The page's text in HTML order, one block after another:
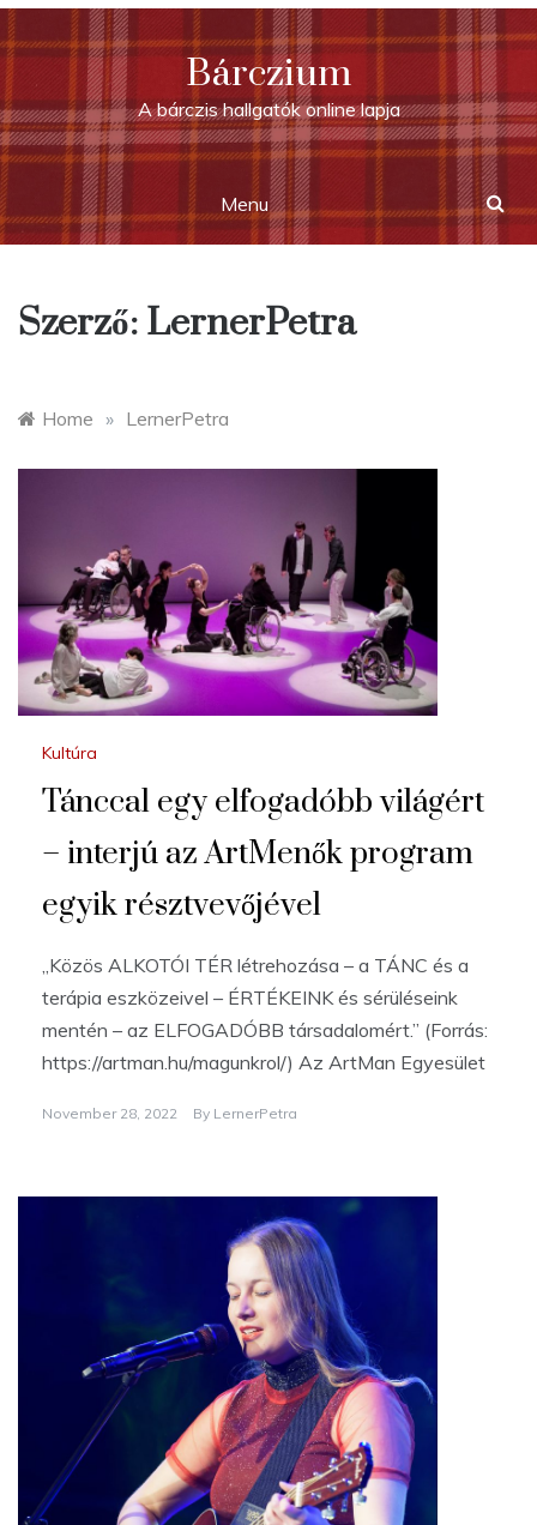
Skip
to
content
Bárczium
A bárczis hallgatók online lapja
Menu
Szerző: LernerPetra
Home » LernerPetra
Kultúra
Tánccal egy elfogadóbb világért
– interjú az ArtMenők program
egyik résztvevőjével
„Közös ALKOTÓI TÉR létrehozása – a TÁNC és a
terápia eszközeivel – ÉRTÉKEINK és sérüléseink
mentén – az ELFOGADÓBB társadalomért.” (Forrás:
https://artman.hu/magunkrol/) Az ArtMan Egyesület
November 28, 2022 By LernerPetra